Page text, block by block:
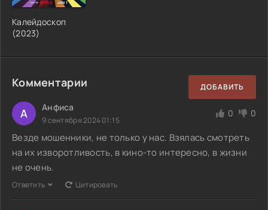
Калейдоскоп
(2023)
Комментарии ДОБАВИТЬ
А Анфиса
9 сентября 2024 01:15
0 0
Везде мошенники, не только у нас. Взялась смотреть
на их изворотливость, в кино-то интересно, в жизни
не очень.
Ответить Цитировать